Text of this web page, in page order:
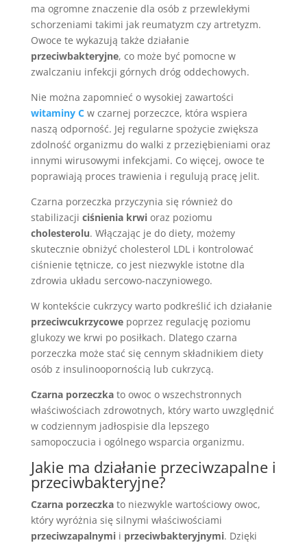
ma ogromne znaczenie dla osób z przewlekłymi
schorzeniami takimi jak reumatyzm czy artretyzm.
Owoce te wykazują także działanie
przeciwbakteryjne, co może być pomocne w
zwalczaniu infekcji górnych dróg oddechowych.
Nie można zapomnieć o wysokiej zawartości
witaminy Cw czarnej porzeczce, która wspiera
naszą odporność. Jej regularne spożycie zwiększa
zdolność organizmu do walki z przeziębieniami oraz
innymi wirusowymi infekcjami. Co więcej, owoce te
poprawiają proces trawienia i regulują pracę jelit.
Czarna porzeczka przyczynia się również do
stabilizacji ciśnienia krwioraz poziomu
cholesterolu. Włączając je do diety, możemy
skutecznie obniżyć cholesterol LDL i kontrolować
ciśnienie tętnicze, co jest niezwykle istotne dla
zdrowia układu sercowo-naczyniowego.
W kontekście cukrzycy warto podkreślić ich działanie
przeciwcukrzycowepoprzez regulację poziomu
glukozy we krwi po posiłkach. Dlatego czarna
porzeczka może stać się cennym składnikiem diety
osób z insulinoopornością lub cukrzycą.
Czarna porzeczkato owoc o wszechstronnych
właściwościach zdrowotnych, który warto uwzględnić
w codziennym jadłospisie dla lepszego
samopoczucia i ogólnego wsparcia organizmu.
Jakie ma działanie przeciwzapalne i
przeciwbakteryjne?
Czarna porzeczkato niezwykle wartościowy owoc,
który wyróżnia się silnymi właściwościami
przeciwzapalnymii przeciwbakteryjnymi. Dzięki